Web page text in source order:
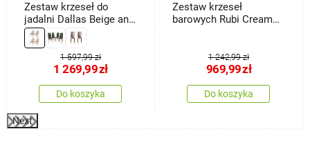
Zestaw krzeseł do
jadalni Dallas Beige and
Brown, 4 szt.
1 597,99 zł
1 269,99zł
Do koszyka
Zestaw krzeseł
barowych Rubi Cream
1 242,99 zł
969,99zł
Do koszyka
Next